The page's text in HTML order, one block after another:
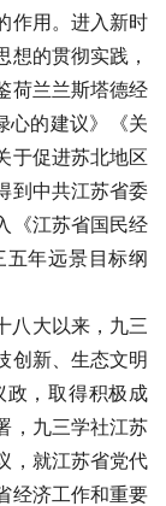
作用。进入新时
想的贯彻实践，
荷兰兰斯塔德经
心的建议》《关
于促进苏北地区
到中共江苏省委
《江苏省国民经
年远景目标纲
八大以来，九三
创新、生态文明
政，取得积极成
，九三学社江苏
，就江苏省党代
经济工作和重要